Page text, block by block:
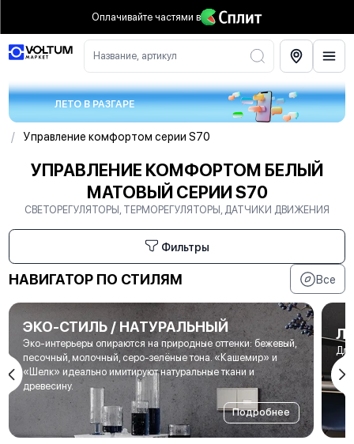
Оплачивайте частями в
Название, артикул
ЛЕТО В РАЗГАРЕ
/ Управление комфортом серии S70
УПРАВЛЕНИЕ КОМФОРТОМ БЕЛЫЙ
МАТОВЫЙ СЕРИИ S70
СВЕТОРЕГУЛЯТОРЫ, ТЕРМОРЕГУЛЯТОРЫ, ДАТЧИКИ ДВИЖЕНИЯ
Фильтры
НАВИГАТОР ПО СТИЛЯМ Все
ЭКО-СТИЛЬ / НАТУРАЛЬНЫЙ
Эко-интерьеры опираются на природные оттенки: бежевый,
песочный, молочный, серо-зелёные тона. «Кашемир» и
«Шелк» идеально имитируют натуральные ткани и
древесину.
Подробнее
Для